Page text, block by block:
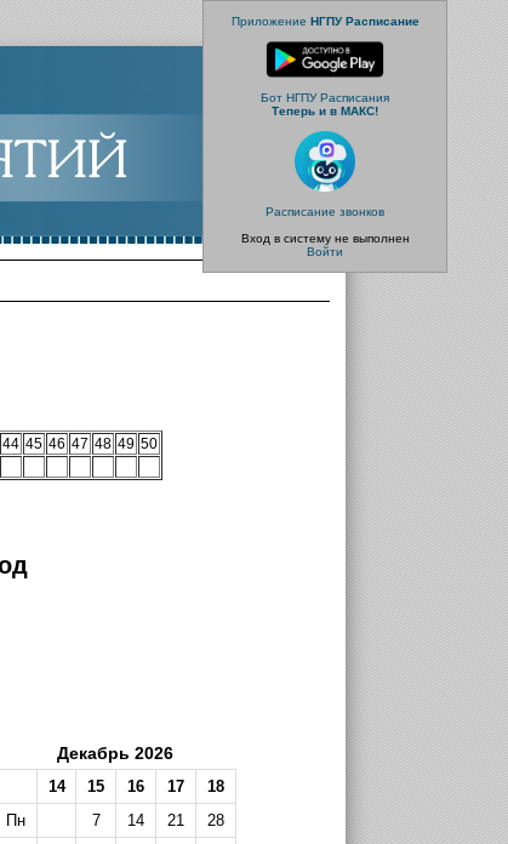
Приложение НГПУ Расписание
Бот НГПУ Расписания
Теперь и в МАКС!
Расписание звонков
Вход в систему не выполнен
Войти
44 45 46 47 48 49 50
Декабрь 2026
14 15 16 17
18
Пн
7 14 21
28